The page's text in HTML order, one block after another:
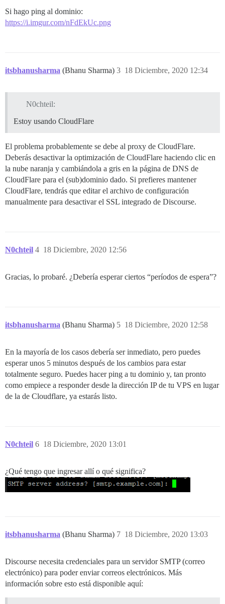
Si hago ping al dominio:
https://i.imgur.com/nFdEkUc.png
itsbhanusharma (Bhanu Sharma) 18 Diciembre, 2020 12:34
3
N0chteil:
Estoy usando CloudFlare
El problema probablemente se debe al proxy de CloudFlare.
Deberás desactivar la optimización de CloudFlare haciendo clic en
la nube naranja y cambiándola a gris en la página de DNS de
CloudFlare para el (sub)dominio dado. Si prefieres mantener
CloudFlare, tendrás que editar el archivo de configuración
manualmente para desactivar el SSL integrado de Discourse.
N0chteil 18 Diciembre, 2020 12:56
4
Gracias, lo probaré. ¿Debería esperar ciertos “períodos de espera”?
itsbhanusharma (Bhanu Sharma) 18 Diciembre, 2020 12:58
5
En la mayoría de los casos debería ser inmediato, pero puedes
esperar unos 5 minutos después de los cambios para estar
totalmente seguro. Puedes hacer ping a tu dominio y, tan pronto
como empiece a responder desde la dirección IP de tu VPS en lugar
de la de Cloudflare, ya estarás listo.
N0chteil 18 Diciembre, 2020 13:01
6
¿Qué tengo que ingresar allí o qué significa?
itsbhanusharma (Bhanu Sharma) 18 Diciembre, 2020 13:03
7
Discourse necesita credenciales para un servidor SMTP (correo
electrónico) para poder enviar correos electrónicos. Más
información sobre esto está disponible aquí: